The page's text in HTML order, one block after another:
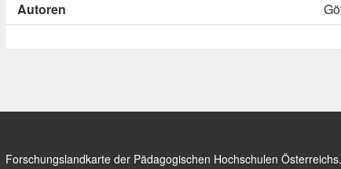
Autoren
Forschungslandkarte der Pädagogischen Hochschulen Österreichs